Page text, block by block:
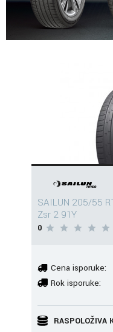
SAILUN 205/55
Zsr 2 91Y
0
Cena isporuke:
Rok isporuke:
RASPOLOŽIVA